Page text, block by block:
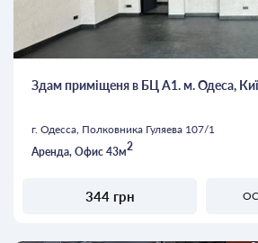
Здам приміщеня в БЦ А1. м. Одеса,
г. Одесса, Полковника Гуляева 107/1
Аренда, Офис 43м2
344 грн